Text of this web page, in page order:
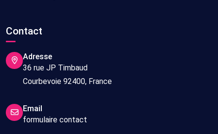
Contact
Adresse
36 rue JP Timbaud
Courbevoie 92400, France
Email
formulaire contact